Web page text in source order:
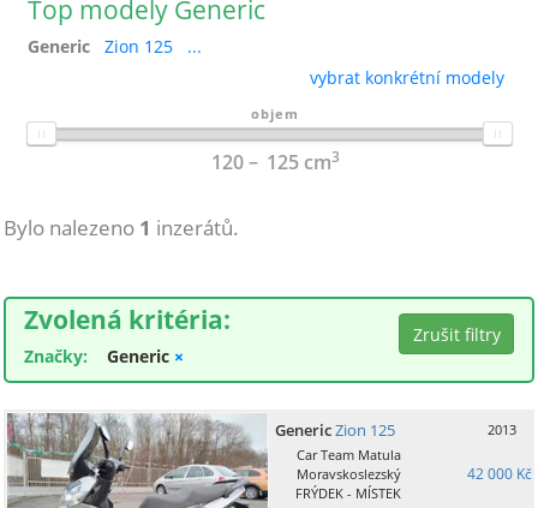
Top modely Generic
Generic Zion 125
...
vybrat konkrétní modely
objem
120 125 cm3
Bylo nalezeno 1 inzerátů.
Zvolená kritéria:
Značky: Generic ×
GenericZion 125
2013
Car Team Matula
Moravskoslezský
FRÝDEK - MÍSTEK
42 000 Kč